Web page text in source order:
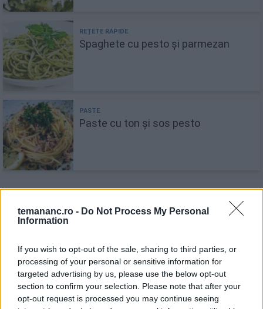
temananc.ro - Do Not Process My Personal
Information
If you wish to opt-out of the sale, sharing to third parties, or
processing of your personal or sensitive information for
targeted advertising by us, please use the below opt-out
section to confirm your selection. Please note that after your
opt-out request is processed you may continue seeing
Spaghete cu pesto și parmezan
Paste cu ton și sos pesto
rapidă
2 Ruladă cu carne tocată și spanac